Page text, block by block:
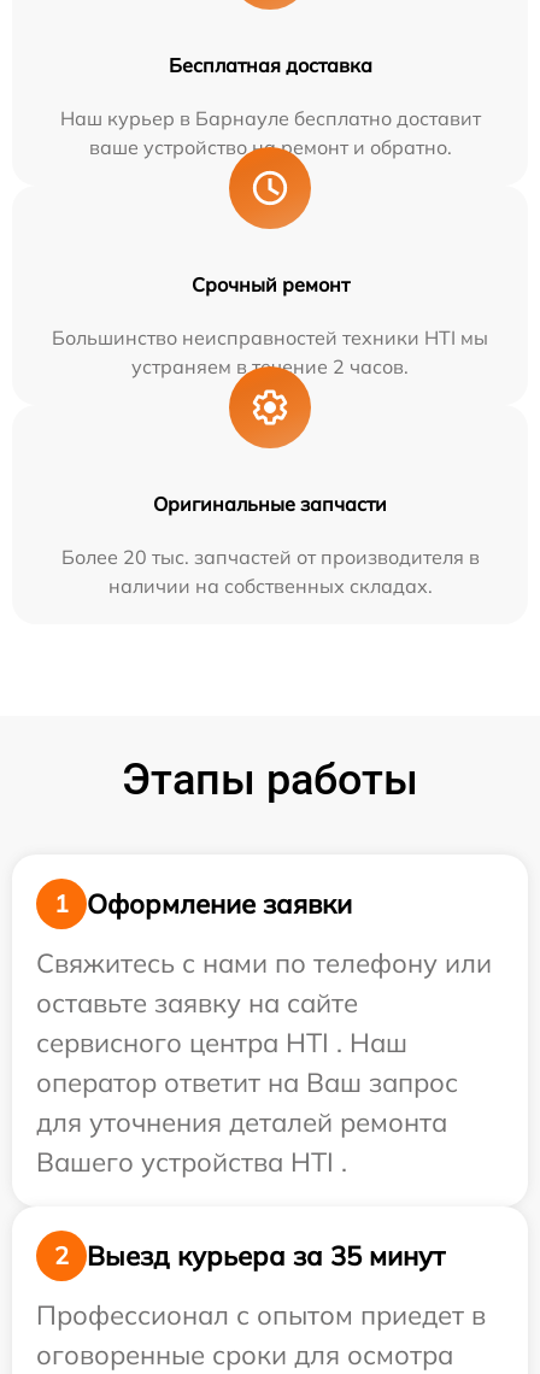
Бесплатная доставка
Наш курьер в Барнауле бесплатно доставит
ваше устройство на ремонт и обратно.
Срочный ремонт
Большинство неисправностей техники HTI мы
устраняем в течение 2 часов.
Оригинальные запчасти
Более 20 тыс. запчастей от производителя в
наличии на собственных складах.
Этапы работы
1
Оформление заявки
Свяжитесь с нами по телефону или
оставьте заявку на сайте
сервисного центра HTI . Наш
оператор ответит на Ваш запрос
для уточнения деталей ремонта
Вашего устройства HTI .
2
Выезд курьера за 35 минут
Профессионал с опытом приедет в
оговоренные сроки для осмотра